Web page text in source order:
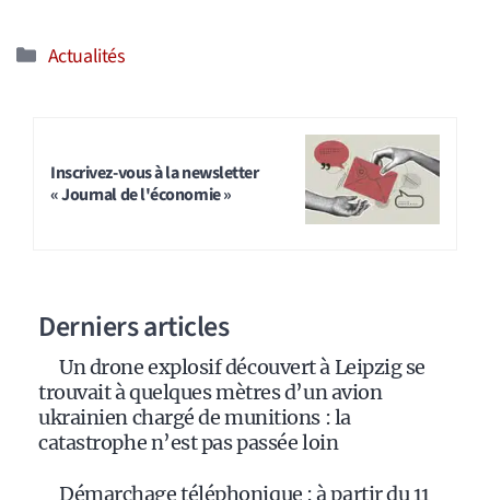
Catégories
Actualités
Inscrivez-vous à la newsletter
« Journal de l'économie »
Derniers articles
Un drone explosif découvert à Leipzig se
trouvait à quelques mètres d’un avion
ukrainien chargé de munitions : la
catastrophe n’est pas passée loin
Démarchage téléphonique : à partir du 11